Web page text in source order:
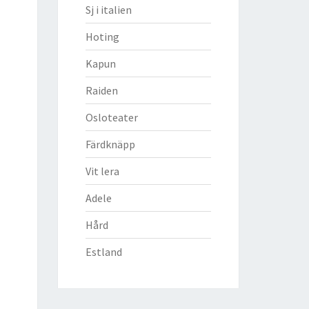
Sj i italien
Hoting
Kapun
Raiden
Osloteater
Färdknäpp
Vit lera
Adele
Hård
Estland